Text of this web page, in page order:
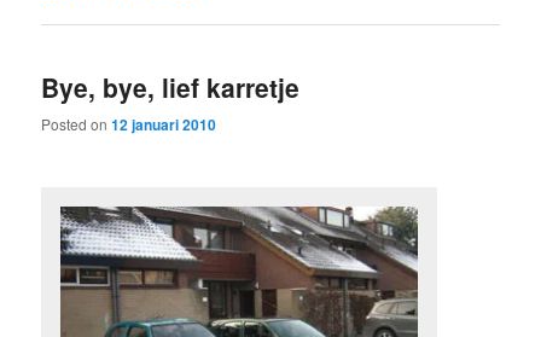
Bye, bye, lief karretje
Posted on12 januari 2010